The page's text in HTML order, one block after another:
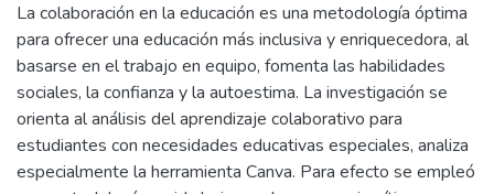
La colaboración en la educación es una metodología óptima
para ofrecer una educación más inclusiva y enriquecedora, al
basarse en el trabajo en equipo, fomenta las habilidades
sociales, la confianza y la autoestima. La investigación se
orienta al análisis del aprendizaje colaborativo para
estudiantes con necesidades educativas especiales, analiza
especialmente la herramienta Canva. Para efecto se empleó